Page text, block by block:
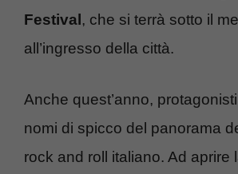
Festival, che si terrà sotto il
all’ingresso della città.
Anche quest’anno,
nomi di spicco del panorama
rock and roll italiano. Ad aprire